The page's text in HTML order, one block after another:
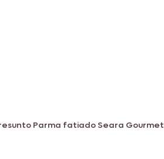
Parma fatiado Seara Gourmet